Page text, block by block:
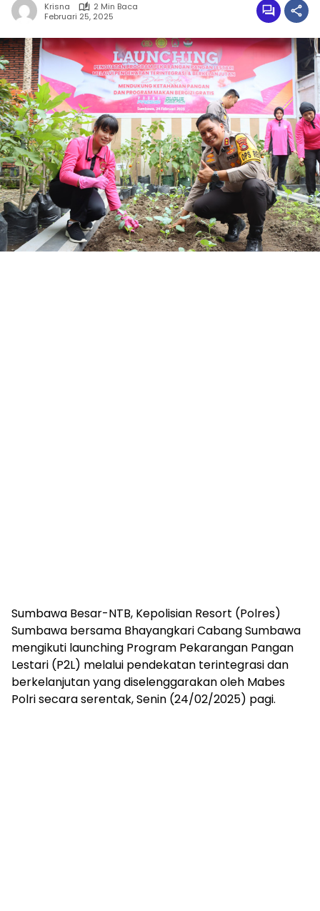
Krisna
2 Min Baca
Februari 25, 2025
Sumbawa Besar-NTB, Kepolisian Resort (Polres)
Sumbawa bersama Bhayangkari Cabang Sumbawa
mengikuti launching Program Pekarangan Pangan
Lestari (P2L) melalui pendekatan terintegrasi dan
berkelanjutan yang diselenggarakan oleh Mabes
Polri secara serentak, Senin (24/02/2025) pagi.